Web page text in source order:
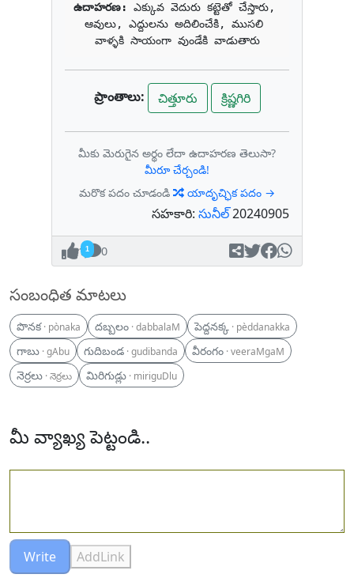
ఉదాహరణ: ఎక్కువ వెదురు కట్టెతో చేస్తారు,
ఆవులు, ఎద్దులను అదిలించేకి, ముసలి
వాళ్ళకి సాయంగా వుండేకి వాడుతారు
ప్రాంతాలు: చిత్తూరు క్రిష్ణగిరి
మీకు మెరుగైన అర్థం లేదా ఉదాహరణ తెలుసా?
మీరూ చేర్చండి!
మరొక పదం చూడండి
యాదృచ్ఛిక పదం →
సహకారి: సునీల్20240905
1 0
సంబంధిత మాటలు
పొనక· pònaka దబ్బలం · dabbalaM పెద్దనక్క · pèddanakka
గాబు · gAbu గుదిబండ · gudibanda వీరంగం · veeraMgaM
నెర్రలు · నెర్రలు మిరిగుడ్లు · miriguDlu
మీ వ్యాఖ్య పెట్టండి..
Write AddLink